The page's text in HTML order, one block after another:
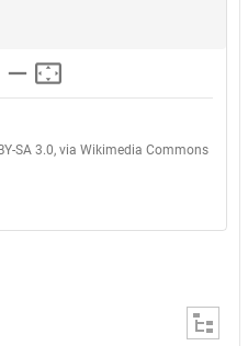
SA 3.0, via Wikimedia Commons